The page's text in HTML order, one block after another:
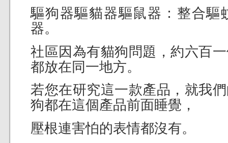
驅狗器驅貓器驅鼠器：整合驅
器。
社區因為有貓狗問題，約六百
都放在同一地方。
若您在研究這一款產品，就我
狗都在這個產品前面睡覺，
壓根連害怕的表情都沒有。